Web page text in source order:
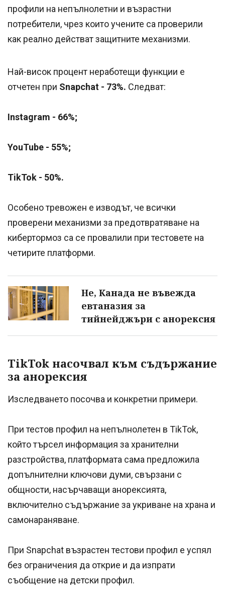
профили на непълнолетни и възрастни
потребители, чрез които учените са проверили
как реално действат защитните механизми.
Най-висок процент неработещи функции е
отчетен при Snapchat - 73%. Следват:
Instagram - 66%;
YouTube - 55%;
TikTok - 50%.
Особено тревожен е изводът, че всички
проверени механизми за предотвратяване на
кибертормоз са се провалили при тестовете на
четирите платформи.
Не, Канада не въвежда
евтаназия за
тийнейджъри с анорексия
TikTok насочвал към съдържание
за анорексия
Изследването посочва и конкретни примери.
При тестов профил на непълнолетен в TikTok,
който търсел информация за хранителни
разстройства, платформата сама предложила
допълнителни ключови думи, свързани с
общности, насърчаващи анорексията,
включително съдържание за укриване на храна и
самонараняване.
При Snapchat възрастен тестови профил е успял
без ограничения да открие и да изпрати
съобщение на детски профил.